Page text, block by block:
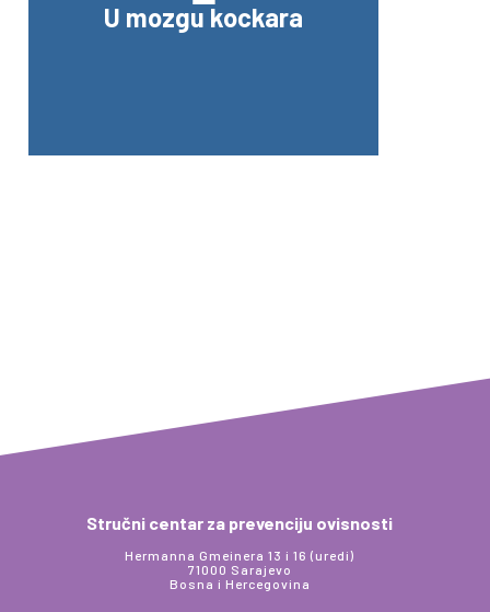
U mozgu kockara
Stručni centar za prevenciju ovisnosti
Hermanna Gmeinera 13 i 16 (uredi)
71000 Sarajevo
Bosna i Hercegovina